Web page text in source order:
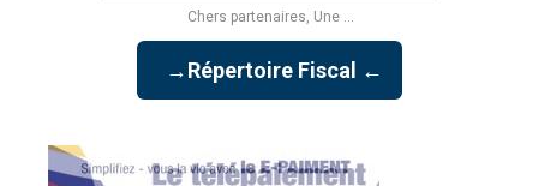
Chers partenaires, Une ...
→Répertoire Fiscal ←